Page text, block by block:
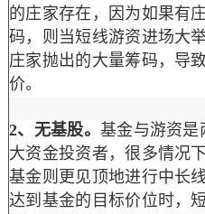
的庄家存在，因为如果有
码，则当短线游资进场大
庄家抛出的大量筹码，导
价。
2、无基股。 基金与游资是
大资金投资者，很多情况
基金则更见顶地进行中长
达到基金的目标价位时，